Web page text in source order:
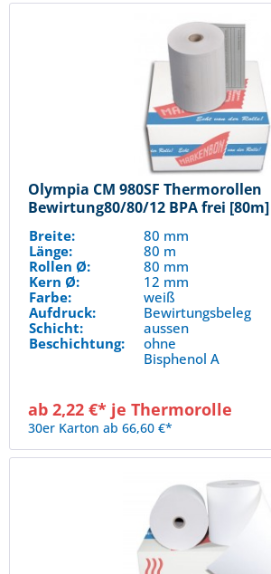
Olympia CM 980SF Thermorollen
Bewirtung80/80/12 BPA frei [80m]
Breite:
80 mm
Länge:
80 m
Rollen Ø:
80 mm
Kern Ø:
12 mm
Farbe:
weiß
Aufdruck:
Bewirtungsbeleg
Schicht:
aussen
Beschichtung:
ohne
Bisphenol A
ab 2,22 €* je Thermorolle
30er Karton ab 66,60 €*